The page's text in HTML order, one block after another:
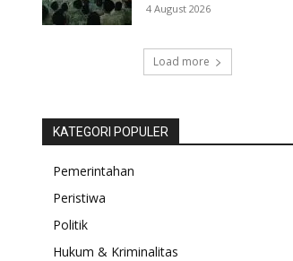
4 August 2026
Load more
KATEGORI POPULER
Pemerintahan
Peristiwa
Politik
Hukum & Kriminalitas